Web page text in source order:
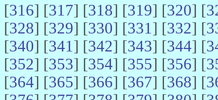
[316] [317] [318] [319] [320] [
[328] [329] [330] [331] [332] [
[340] [341] [342] [343] [344] [
[352] [353] [354] [355] [356] [
[364] [365] [366] [367] [368] [